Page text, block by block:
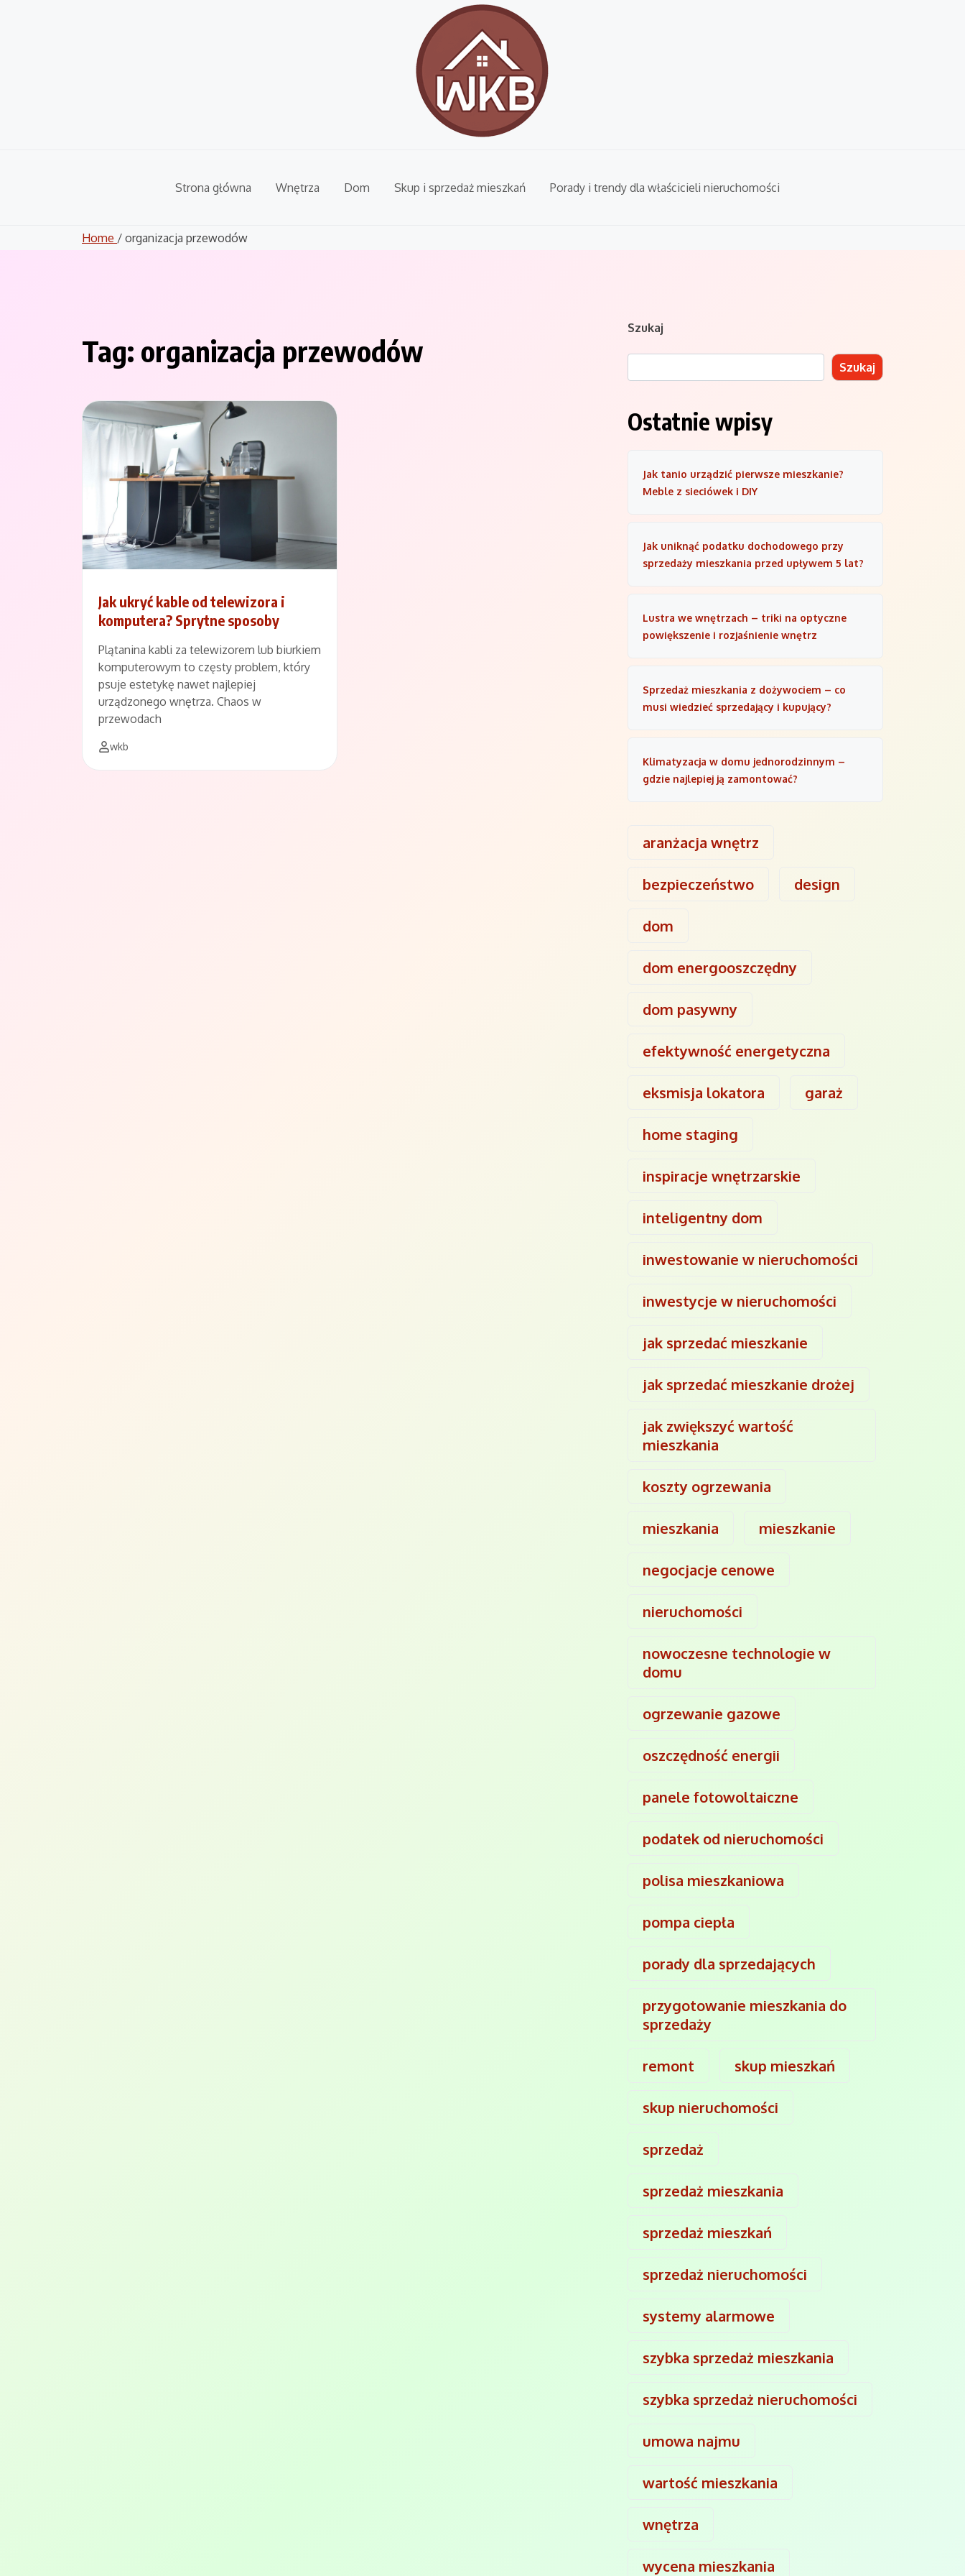
Strona główna Wnętrza Dom Skup i sprzedaż mieszkań Porady i trendy dla właścicieli nieruchomości
Home / organizacja przewodów
Tag: organizacja przewodów
Jak ukryć kable od telewizora i
komputera? Sprytne sposoby
Plątanina kabli za telewizorem lub biurkiem
komputerowym to częsty problem, który
psuje estetykę nawet najlepiej
urządzonego wnętrza. Chaos w
przewodach
wkb
Szukaj
Szukaj
Ostatnie wpisy
Jak tanio urządzić pierwsze mieszkanie?
Meble z sieciówek i DIY
Jak uniknąć podatku dochodowego przy
sprzedaży mieszkania przed upływem 5 lat?
Lustra we wnętrzach – triki na optyczne
powiększenie i rozjaśnienie wnętrz
Sprzedaż mieszkania z dożywociem – co
musi wiedzieć sprzedający i kupujący?
Klimatyzacja w domu jednorodzinnym –
gdzie najlepiej ją zamontować?
aranżacja wnętrz
bezpieczeństwo design
dom
dom energooszczędny
dom pasywny
efektywność energetyczna
eksmisja lokatora garaż
home staging
inspiracje wnętrzarskie
inteligentny dom
inwestowanie w nieruchomości
inwestycje w nieruchomości
jak sprzedać mieszkanie
jak sprzedać mieszkanie drożej
jak zwiększyć wartość
mieszkania
koszty ogrzewania
mieszkania mieszkanie
negocjacje cenowe
nieruchomości
nowoczesne technologie w
domu
ogrzewanie gazowe
oszczędność energii
panele fotowoltaiczne
podatek od nieruchomości
polisa mieszkaniowa
pompa ciepła
porady dla sprzedających
przygotowanie mieszkania do
sprzedaży
remont skup mieszkań
skup nieruchomości
sprzedaż
sprzedaż mieszkania
sprzedaż mieszkań
sprzedaż nieruchomości
systemy alarmowe
szybka sprzedaż mieszkania
szybka sprzedaż nieruchomości
umowa najmu
wartość mieszkania
wnętrza
wycena mieszkania